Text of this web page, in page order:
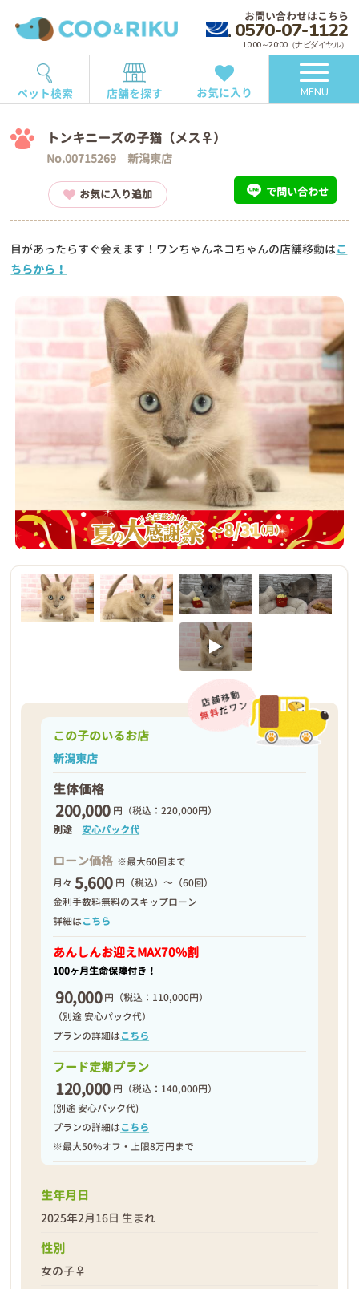
お問い合わせはこちら
0570-07-1122
10:00～20:00（ナビダイヤル）
ペット検索 店舗を探す お気に入り MENU
トンキニーズの子猫（メス♀）
No.00715269 新潟東店
お気に入り追加 で問い合わせ
目があったらすぐ会えます！ワンちゃんネコちゃんの店舗移動はこ
ちらから！
この子のいるお店
新潟東店
生体価格
200,000 円 （税込：220,000円）
別途安心パック代
ローン価格 ※最大60回まで
月々 5,600 円（税込）～（60回）
金利手数料無料のスキップローン
詳細はこちら
あんしんお迎えMAX70%割
100ヶ月生命保障付き！
90,000 円 （税込：110,000円）
（別途 安心パック代）
プランの詳細はこちら
フード定期プラン
120,000 円 （税込：140,000円）
(別途 安心パック代)
プランの詳細はこちら
※最大50%オフ・上限8万円まで
生年月日
2025年2月16日 生まれ
性別
女の子♀